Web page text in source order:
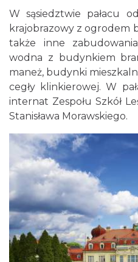
W sąsiedztwie pałacu
krajobrazowy z ogrodem
także inne
wodna z budynkiem
maneż, budynki
cegły klinkierowej. W
internat Zespołu Szkół
Stanisława Morawskiego.